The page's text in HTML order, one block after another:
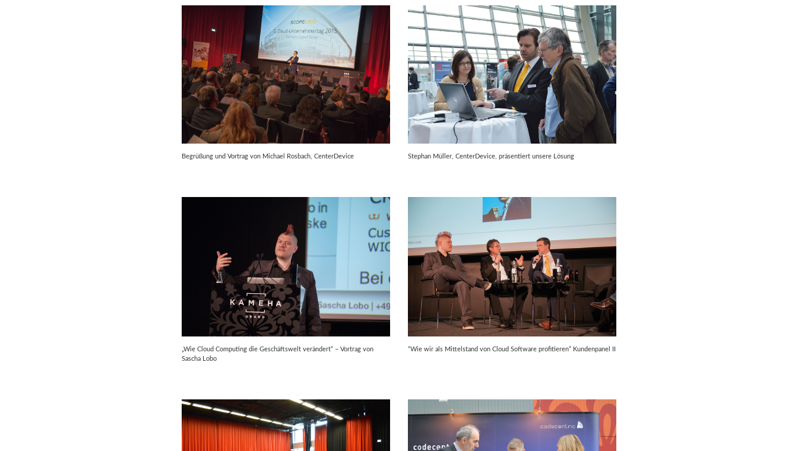
Begrüßung und Vortrag von Michael Rosbach, CenterDevice Stephan Müller, CenterDevice, präsentiert unsere Lösung
„Wie Cloud Computing die Geschäftswelt verändert“ – Vortrag von
Sascha Lobo
“Wie wir als Mittelstand von Cloud Software profitieren” Kundenpanel II